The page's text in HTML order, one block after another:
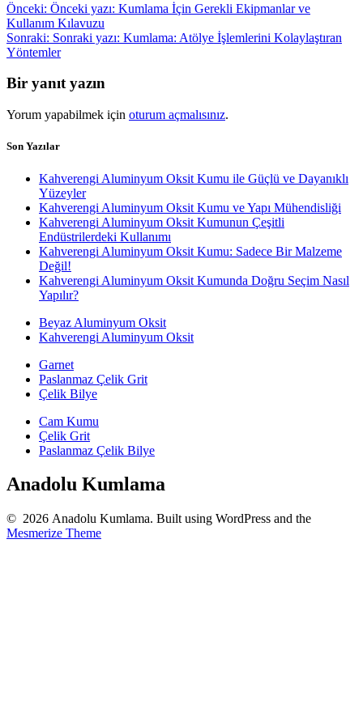
Önceki: Önceki yazı: Kumlama İçin Gerekli Ekipmanlar ve
Kullanım Kılavuzu
Sonraki: Sonraki yazı: Kumlama: Atölye İşlemlerini Kolaylaştıran
Yöntemler
Bir yanıt yazın
Yorum yapabilmek için oturum açmalısınız.
Son Yazılar
Kahverengi Aluminyum Oksit Kumu ile Güçlü ve Dayanıklı
Yüzeyler
Kahverengi Aluminyum Oksit Kumu ve Yapı Mühendisliği
Kahverengi Aluminyum Oksit Kumunun Çeşitli
Endüstrilerdeki Kullanımı
Kahverengi Aluminyum Oksit Kumu: Sadece Bir Malzeme
Değil!
Kahverengi Aluminyum Oksit Kumunda Doğru Seçim Nasıl
Yapılır?
Beyaz Aluminyum Oksit
Kahverengi Aluminyum Oksit
Garnet
Paslanmaz Çelik Grit
Çelik Bilye
Cam Kumu
Çelik Grit
Paslanmaz Çelik Bilye
Anadolu Kumlama
© 2026 Anadolu Kumlama. Built using WordPress and the
Mesmerize Theme